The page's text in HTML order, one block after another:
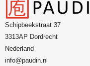
Schipbeekstraat 37
3313AP Dordrecht
Nederland
info@paudin.nl